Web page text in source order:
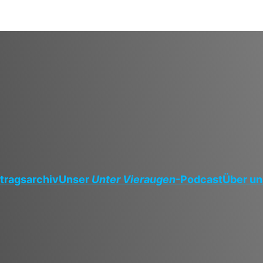
Unser Unter Vieraugen-PodcastÜber